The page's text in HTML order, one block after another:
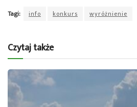
Tagi: info konkurs wyróżnienie
Czytaj także